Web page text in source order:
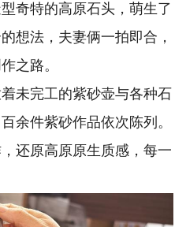
奇特的高原石头，萌生了
想法，夫妻俩一拍即合，
之路。
完工的紫砂壶与各种石
余件紫砂作品依次陈列。
还原高原原生质感，每一